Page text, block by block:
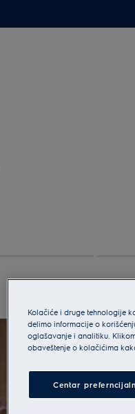
Kolačiće i druge tehnologije
delimo informacije o
oglašavanje i analitiku.
obaveštenje o kolačićima
Centar